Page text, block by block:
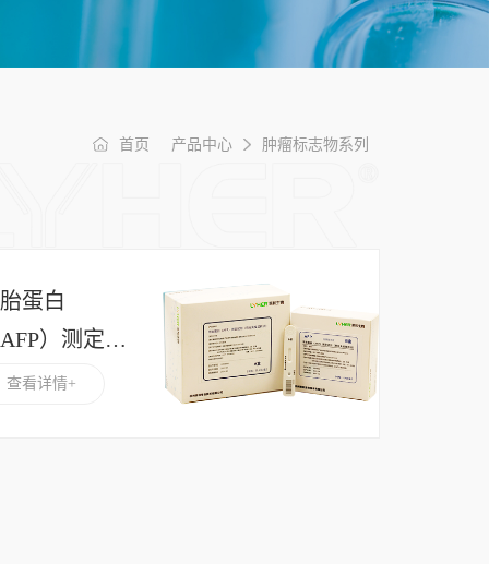
首页 产品中心 肿瘤标志物系列
蛋白
）测定试
荧光免疫
查看详情+